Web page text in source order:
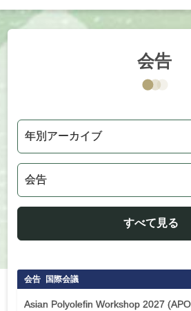
会告
すべて見る
会告 国際会議
Asian Polyolefin Workshop 2027